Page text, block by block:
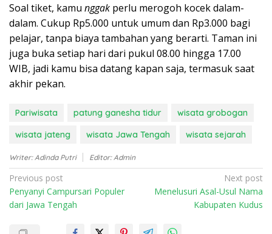
Soal tiket, kamu nggak perlu merogoh kocek dalam-
dalam. Cukup Rp5.000 untuk umum dan Rp3.000 bagi
pelajar, tanpa biaya tambahan yang berarti. Taman ini
juga buka setiap hari dari pukul 08.00 hingga 17.00
WIB, jadi kamu bisa datang kapan saja, termasuk saat
akhir pekan.
Pariwisata patung ganesha tidur
wisata grobogan
wisata jateng
wisata Jawa Tengah wisata sejarah
Writer: Adinda Putri Editor: Admin
P
o
s
Previous post
Penyanyi Campursari Populer
dari Jawa Tengah
Next post
Menelusuri Asal-Usul Nama
Kabupaten Kudus